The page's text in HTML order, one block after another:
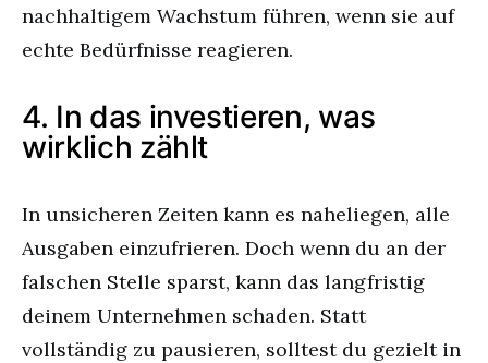
nachhaltigem Wachstum führen, wenn sie auf
echte Bedürfnisse reagieren.
4. In das investieren, was
wirklich zählt
In unsicheren Zeiten kann es naheliegen, alle
Ausgaben einzufrieren. Doch wenn du an der
falschen Stelle sparst, kann das langfristig
deinem Unternehmen schaden. Statt
vollständig zu pausieren, solltest du gezielt in